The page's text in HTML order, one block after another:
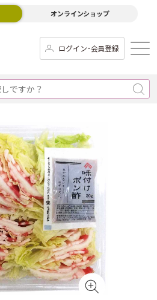
オンラインショップ
ログイン･会員登録